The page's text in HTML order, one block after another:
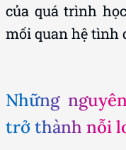
của quá trình
mối quan hệ tình
Những
trở thành nỗi